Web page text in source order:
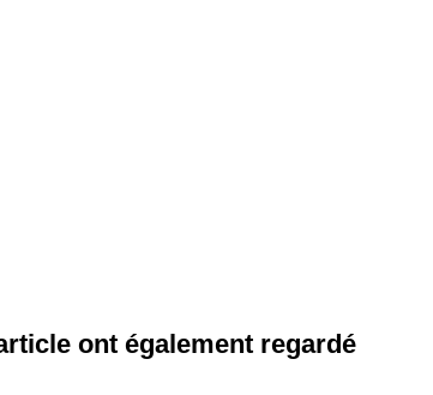
ont également regardé